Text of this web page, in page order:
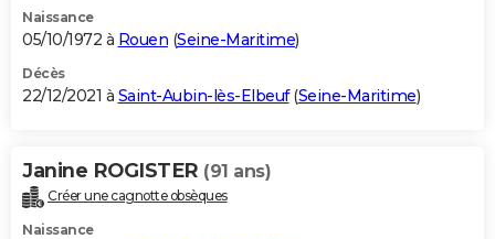
Naissance
05/10/1972 à Rouen (Seine-Maritime)
Décès
22/12/2021 à Saint-Aubin-lès-Elbeuf(Seine-Maritime)
Janine ROGISTER (91 ans)
Créer une cagnotte obsèques
Naissance